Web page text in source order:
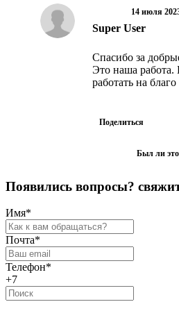
14 июля
Super User
Спасибо за
Это наша работа.
работать на
Поделиться
Был ли
Появились вопросы? свяжи
Имя*
Почта*
Телефон*
+7